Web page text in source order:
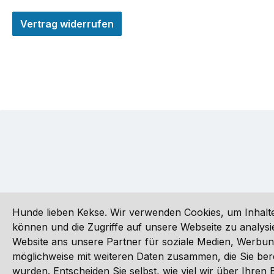
Vertrag widerrufen
Alle Preise inkl. gesetzl. Mehrwertsteuer zzgl.
Hunde lieben Kekse. Wir verwenden Cookies, um
können und die Zugriffe auf unsere Webseite zu
Website ans unsere Partner für soziale Medien,
möglichweise mit weiteren Daten zusammen, die Sie
wurden. Entscheiden Sie selbst, wie viel wir über